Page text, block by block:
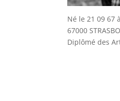
Né le 21 09 67
67000
Diplômé des